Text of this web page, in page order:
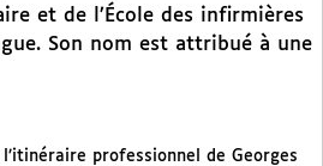
et de l’École des infirmières
Son nom est attribué à une
professionnel de Georges